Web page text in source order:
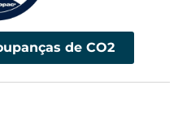
de CO2